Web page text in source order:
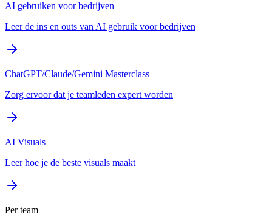
AI gebruiken voor bedrijven
Leer de ins en outs van AI gebruik voor bedrijven
ChatGPT/Claude/Gemini Masterclass
Zorg ervoor dat je teamleden expert worden
AI Visuals
Leer hoe je de beste visuals maakt
Per team